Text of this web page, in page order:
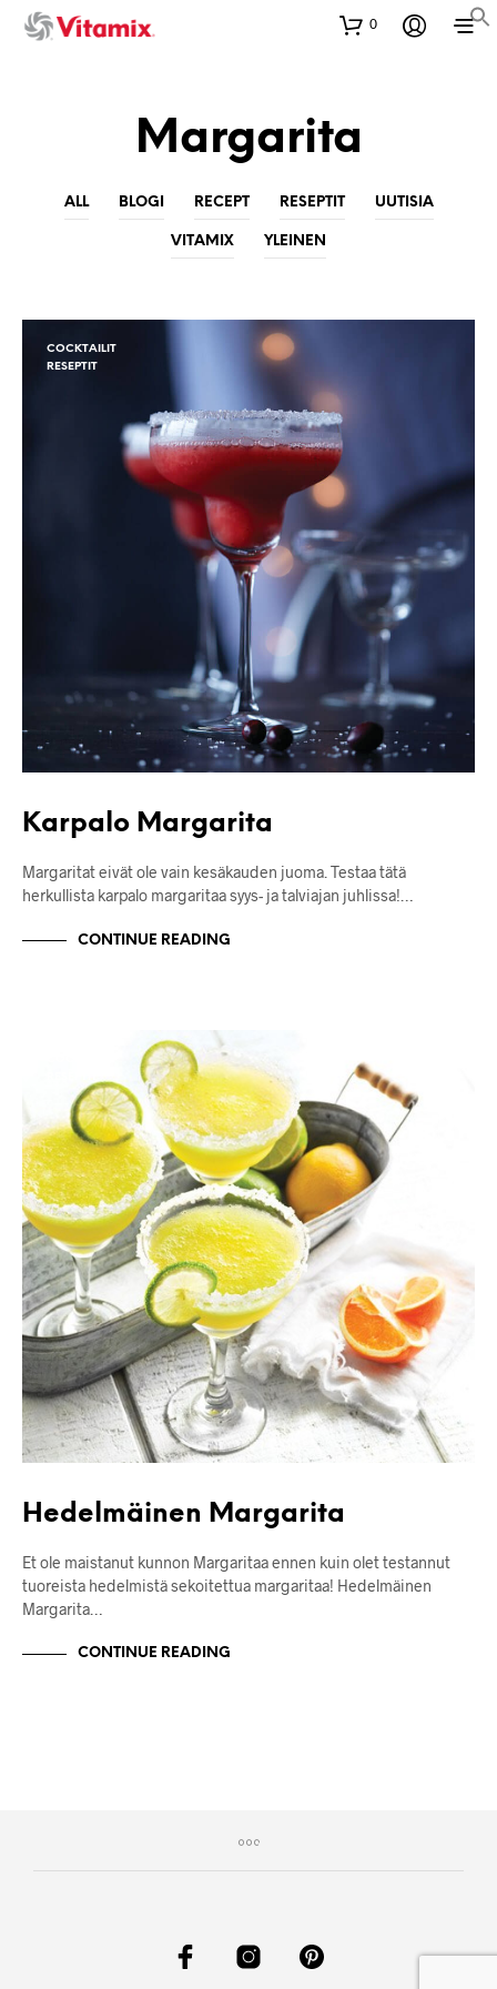
0
Margarita
ALL BLOGI RECEPT RESEPTIT UUTISIA
VITAMIX YLEINEN
COCKTAILIT
RESEPTIT
Karpalo Margarita
Margaritat eivät ole vain kesäkauden juoma. Testaa tätä
herkullista karpalo margaritaa syys- ja talviajan juhlissa!…
CONTINUE READING
Hedelmäinen Margarita
Et ole maistanut kunnon Margaritaa ennen kuin olet testannut
tuoreista hedelmistä sekoitettua margaritaa! Hedelmäinen
Margarita…
CONTINUE READING